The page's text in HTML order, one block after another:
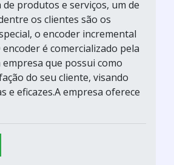
programável
de Parnaíba - SP
produtos e serviços, um de
os clientes são os